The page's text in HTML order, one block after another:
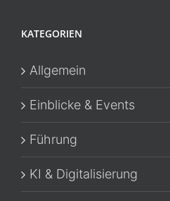
KATEGORIEN
Allgemein
Einblicke & Events
Führung
KI & Digitalisierung